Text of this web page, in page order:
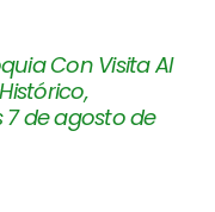
Con Visita Al
7 de agosto de